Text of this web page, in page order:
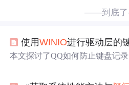
——到底
使用WINIO进行驱动层的
本文探讨了QQ如何防止键盘记